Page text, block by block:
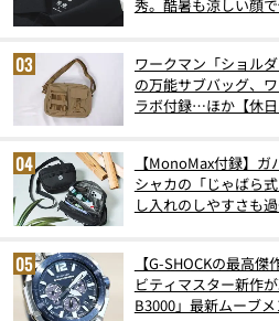
秀。酷暑も涼しい顔
ワークマン「ショル
の万能サブバッグ、
ラボ付録…ほか【休
【MonoMax付録】
シャカの「じゃばら
し入れのしやすさも
【G-SHOCKの最高
ビティマスター新作
B3000」最新ムーブ